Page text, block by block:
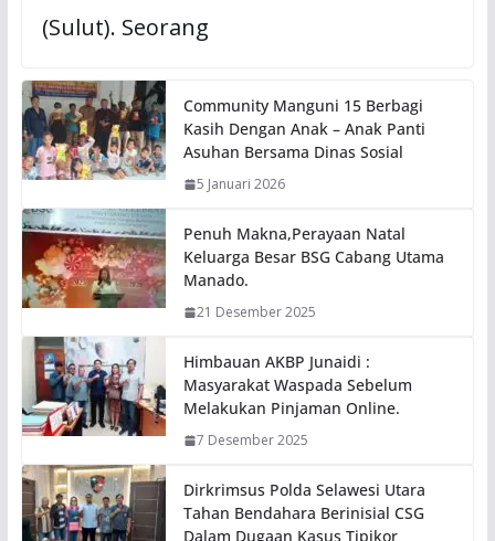
(Sulut). Seorang
Community Manguni 15 Berbagi
Kasih Dengan Anak – Anak Panti
Asuhan Bersama Dinas Sosial
5 Januari 2026
Penuh Makna,Perayaan Natal
Keluarga Besar BSG Cabang Utama
Manado.
21 Desember 2025
Himbauan AKBP Junaidi :
Masyarakat Waspada Sebelum
Melakukan Pinjaman Online.
7 Desember 2025
Dirkrimsus Polda Selawesi Utara
Tahan Bendahara Berinisial CSG
Dalam Dugaan Kasus Tipikor